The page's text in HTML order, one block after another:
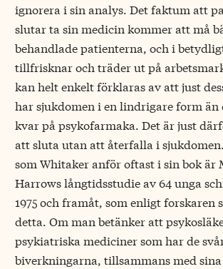
ignorera i sin analys. Det faktum att
slutar ta sin medicin kommer att må
behandlade patienterna, och i
tillfrisknar och träder ut på
kan helt enkelt förklaras av att just
har sjukdomen i en lindrigare form än
kvar på psykofarmaka. Det är just
att sluta utan att återfalla i
som Whitaker anför oftast i sin bok är
Harrows långtidsstudie av 64 unga
1975 och framåt, som enligt forskaren
detta. Om man betänker att
psykiatriska mediciner som har de
biverkningarna, tillsammans med sina